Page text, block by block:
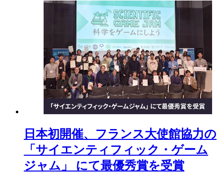
日本初開催、フランス大使館協力の
「サイエンティフィック・ゲーム
ジャム」 にて最優秀賞を受賞